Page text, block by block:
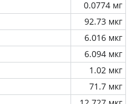
0.0774 мг
92.73 мкг
6.016 мкг
6.094 мкг
1.02 мкг
71.7 мкг